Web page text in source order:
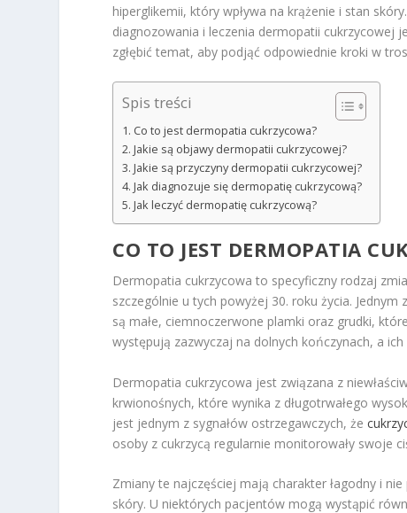
hiperglikemii, który wpływa na krążenie i stan
diagnozowania i leczenia dermopatii cukrzycowej
zgłębić temat, aby podjąć odpowiednie kroki w
Spis treści
Co to jest dermopatia cukrzycowa?
Jakie są objawy dermopatii cukrzycowej?
Jakie są przyczyny dermopatii cukrzycowej?
Jak diagnozuje się dermopatię cukrzycową?
Jak leczyć dermopatię cukrzycową?
CO TO JEST DERMOPATIA
Dermopatia cukrzycowa to specyficzny rodzaj
szczególnie u tych powyżej 30. roku życia.
są małe, ciemnoczerwone plamki oraz grudki,
występują zazwyczaj na dolnych kończynach, a
Dermopatia cukrzycowa jest związana z
krwionośnych, które wynika z długotrwałego
jest jednym z sygnałów ostrzegawczych, że
osoby z cukrzycą regularnie monitorowały swoje
Zmiany te najczęściej mają charakter łagodny i
skóry. U niektórych pacjentów mogą wystąpić